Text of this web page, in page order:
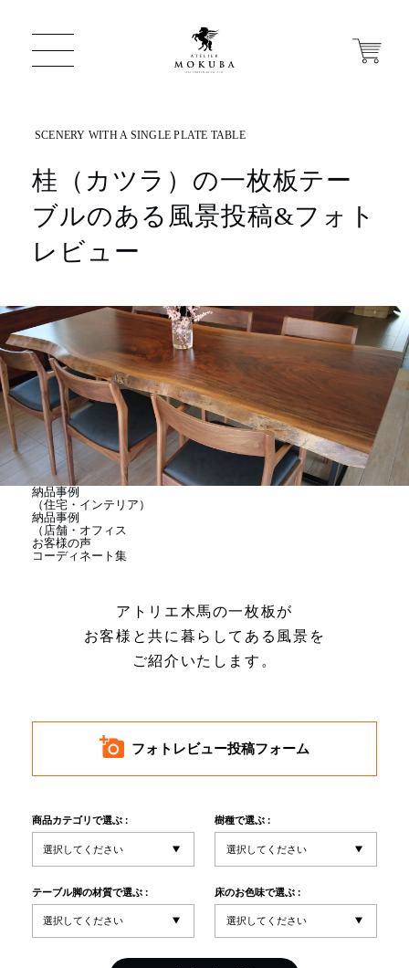
ONLINE STORE
店舗から探す
一枚板 ATELIER MOKUBA HOME
MOKUBA について
商品情報
直営店
イベント
WEBカタログ
新入荷情報
INFORMATION
MOKUBA CHANNEL
桂（カツラ）の一枚板テー
ブルのある風景投稿&フォト
レビュー
納品事例
（住宅・インテリア）
納品事例
（店舗・オフィス
お客様の声
コーディネート集
アトリエ木馬の一枚板が
お客様と共に暮らしてある風景を
ご紹介いたします。
フォトレビュー投稿フォーム
商品カテゴリで選ぶ : 樹種で選ぶ :
テーブル脚の材質で選ぶ : 床のお色味で選ぶ :